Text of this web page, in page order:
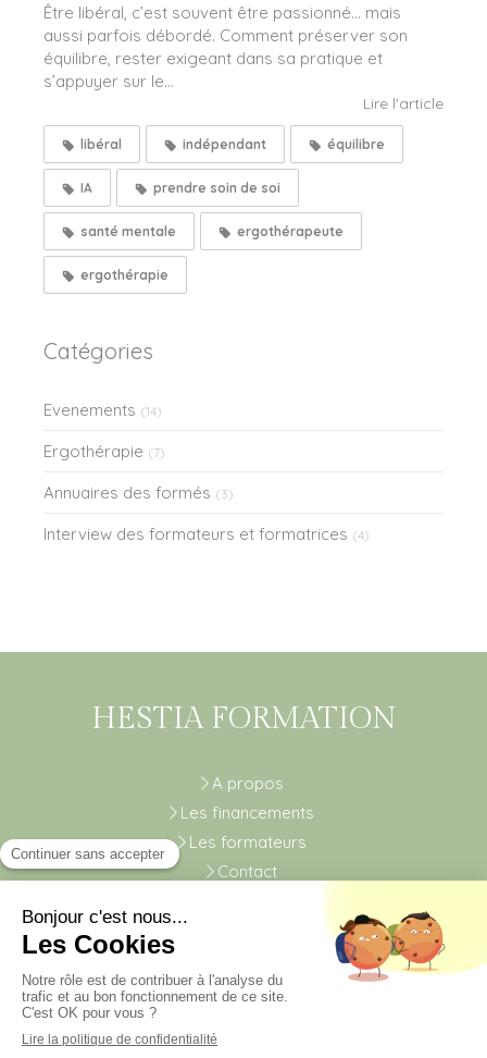
Être libéral, c’est souvent être passionné… mais
aussi parfois débordé. Comment préserver son
équilibre, rester exigeant dans sa pratique et
s’appuyer sur le...
Lire l'article
libéral indépendant équilibre
IA prendre soin de soi
santé mentale ergothérapeute
ergothérapie
Catégories
Evenements (14)
Ergothérapie (7)
Annuaires des formés (3)
Interview des formateurs et formatrices (4)
HESTIA FORMATION
A propos
Les financements
Les formateurs
Contact
Mentions légales